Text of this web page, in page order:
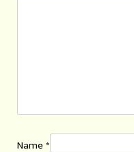
Name *